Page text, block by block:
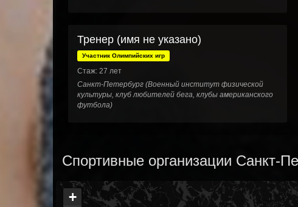
Тренер (имя не указано)
Участник Олимпийских игр
Стаж: 27 лет
Санкт-Петербург (Военный институт физической
культуры, клуб любителей бега, клубы американского
футбола)
Спортивные организации Санкт-
+